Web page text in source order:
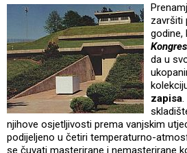
godine,
da u
zapisa.
njihove osjetljivosti prema vanjskim
podijeljeno u četiri temperaturno-
se čuvati masterirane i nemasterirane